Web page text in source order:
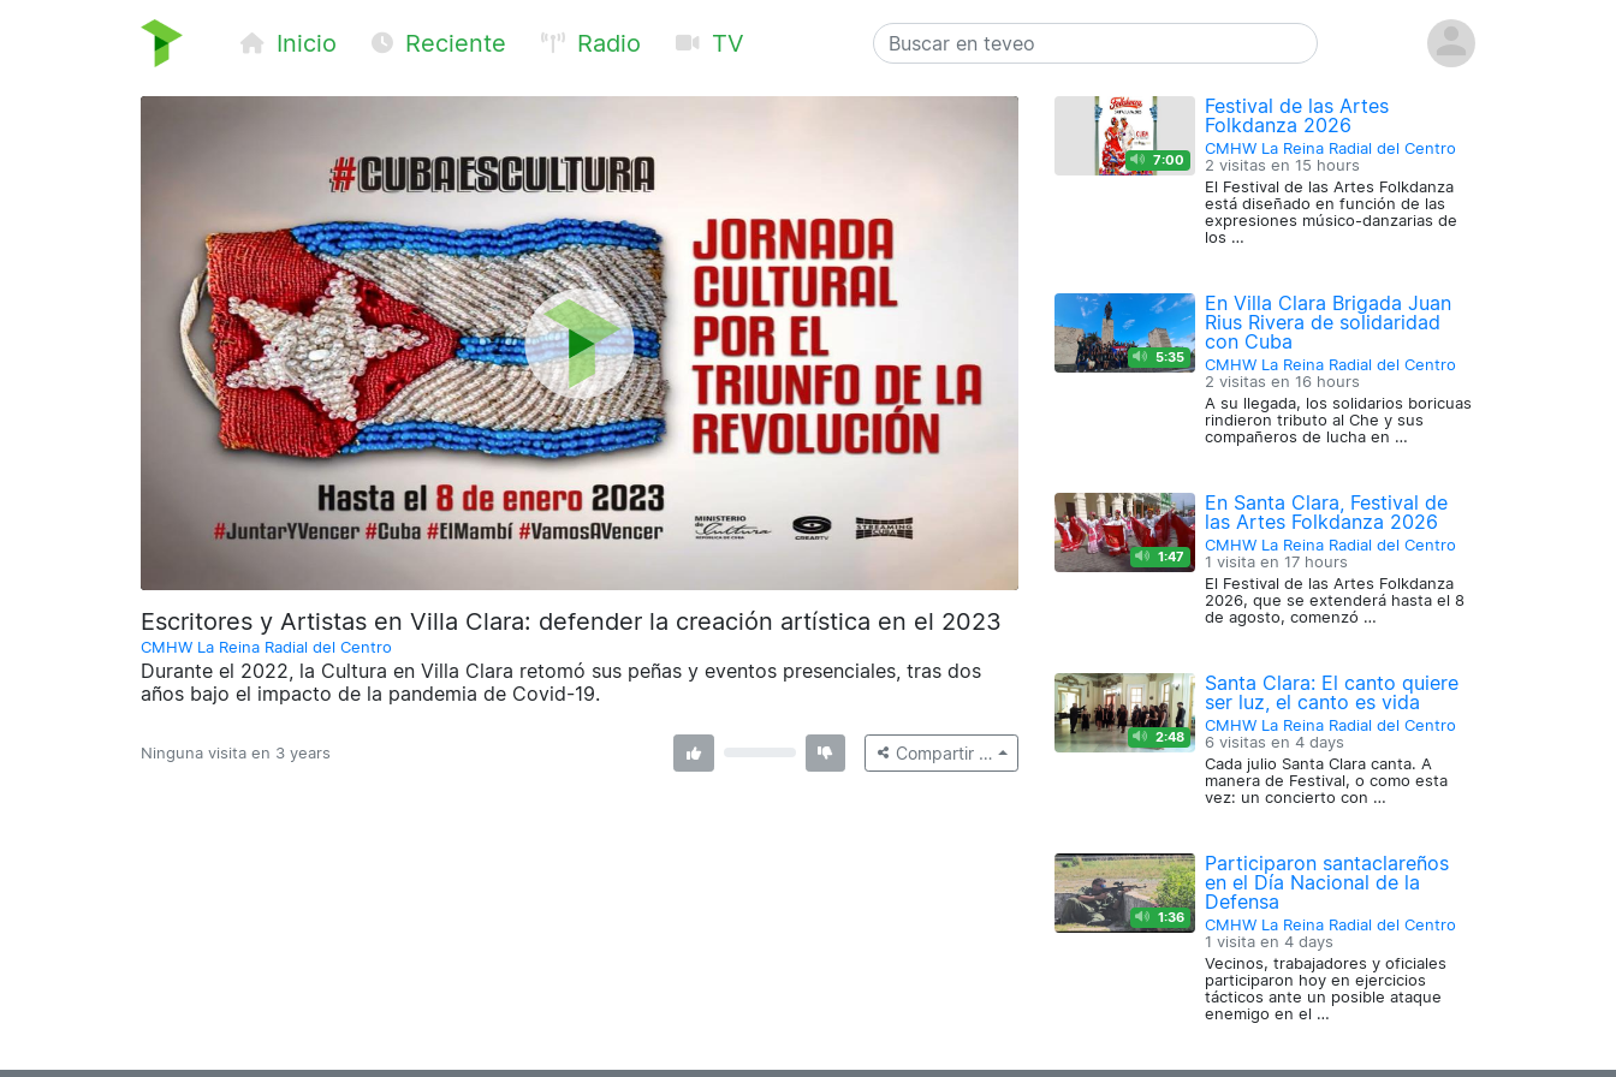
Inicio Reciente Radio TV
Escritores y Artistas en Villa Clara: defender la creación artística en el 2023
CMHW La Reina Radial del Centro
Durante el 2022, la Cultura en Villa Clara retomó sus peñas y eventos presenciales, tras dos
años bajo el impacto de la pandemia de Covid-19.
Ninguna visita en 3 years Compartir …
7:00
Festival de las Artes
Folkdanza 2026
CMHW La Reina Radial del Centro
2 visitas en 15 hours
El Festival de las Artes Folkdanza
está diseñado en función de las
expresiones músico-danzarias de
los …
5:35
En Villa Clara Brigada Juan
Rius Rivera de solidaridad
con Cuba
CMHW La Reina Radial del Centro
2 visitas en 16 hours
A su llegada, los solidarios boricuas
rindieron tributo al Che y sus
compañeros de lucha en …
1:47
En Santa Clara, Festival de
las Artes Folkdanza 2026
CMHW La Reina Radial del Centro
1 visita en 17 hours
El Festival de las Artes Folkdanza
2026, que se extenderá hasta el 8
de agosto, comenzó …
2:48
Santa Clara: El canto quiere
ser luz, el canto es vida
CMHW La Reina Radial del Centro
6 visitas en 4 days
Cada julio Santa Clara canta. A
manera de Festival, o como esta
vez: un concierto con …
1:36
Participaron santaclareños
en el Día Nacional de la
Defensa
CMHW La Reina Radial del Centro
1 visita en 4 days
Vecinos, trabajadores y oficiales
participaron hoy en ejercicios
tácticos ante un posible ataque
enemigo en el …